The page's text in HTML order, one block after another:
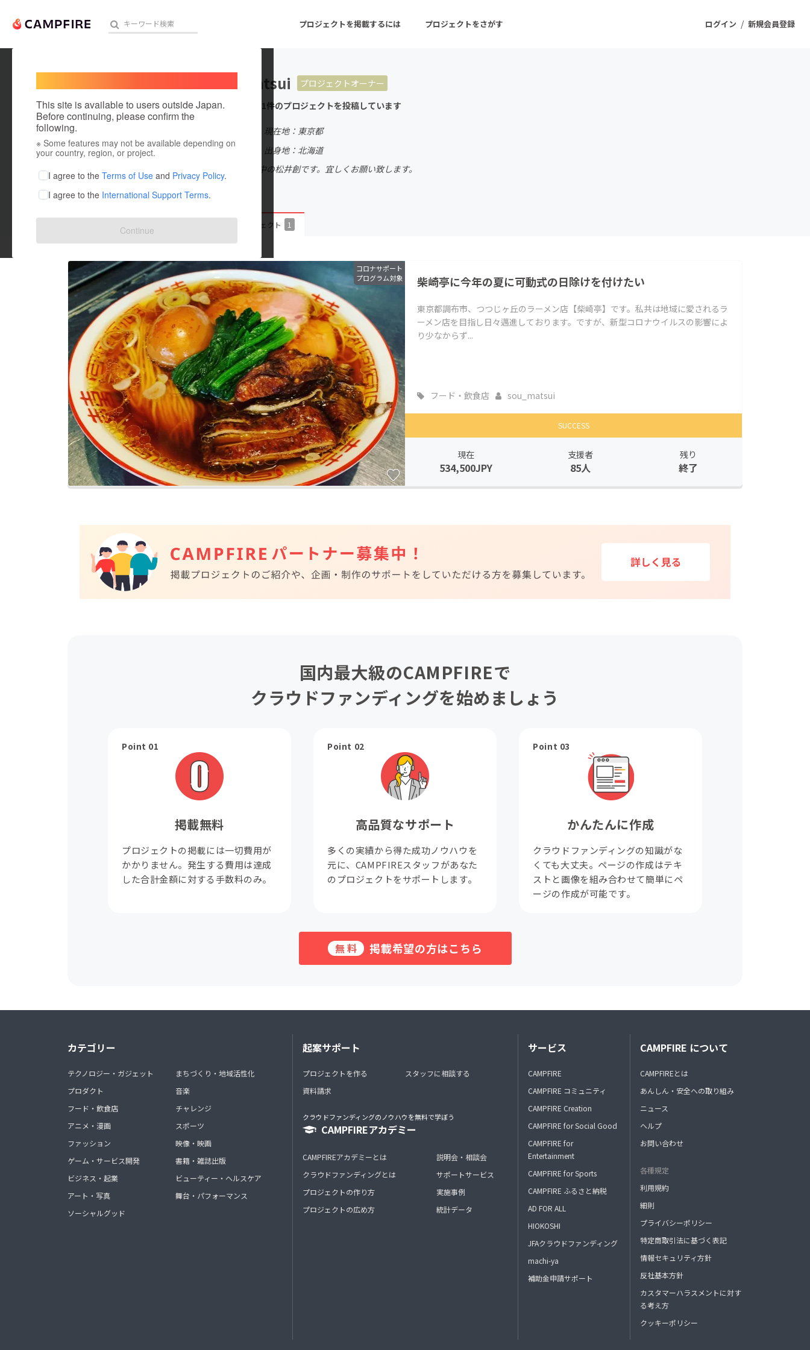
ログイン / 新規会員登録
プロジェクトを掲載するには プロジェクトをさがす
人気のプロジェクト 注目のリターン 注目の新着プロジェクト
アート・写真 音楽
テクノロジー・ガジェット
ゲーム・サービス開発
映像・映画
ビジネス・起業
チャレンジ
まちづくり・地域活性化
CAMPFIRE for Social Good
CAMPFIRE Creation
CAMPFIREふるさと納税
machi-ya コミュニティ
This site is available to users outside Japan.
Before continuing, please confirm the
following.
※ Some features may not be available depending on
your country, region, or project.
I agree to the Terms of Use and Privacy Policy.
I agree to the International Support Terms.
Continue
sou_matsui
プロジェクトオーナー
これまでに1件のプロジェクトを投稿しています
現在地：東京都
出身国：日本
出身地：北海道
柴崎亭で修業中の松井創です。宜しくお願い致します。
プロジェクト 1
コロナサポート
プログラム対象
柴崎亭に今年の夏に可動式の日除けを付けたい
東京都調布市、つつじヶ丘のラーメン店【柴崎亭】です。私共は地域に愛されるラ
ーメン店を目指し日々邁進しております。ですが、新型コロナウイルスの影響によ
り少なからず...
フード・飲食店 sou_matsui
SUCCESS
現在
534,500JPY
支援者
85人
残り
終了
国内最大級のCAMPFIREで
クラウドファンディングを始めましょう
Point 01
掲載無料
プロジェクトの掲載には一切費用が
かかりません。発生する費用は達成
した合計金額に対する手数料のみ。
Point 02
高品質なサポート
多くの実績から得た成功ノウハウを
元に、CAMPFIREスタッフがあなた
のプロジェクトをサポートします。
Point 03
かんたんに作成
クラウドファンディングの知識がな
くても大丈夫。ページの作成はテキ
ストと画像を組み合わせて簡単にペ
ージの作成が可能です。
無料 掲載希望の方はこちら
カテゴリー
テクノロジー・ガジェット
プロダクト
フード・飲食店
アニメ・漫画
ファッション
ゲーム・サービス開発
ビジネス・起業
アート・写真
ソーシャルグッド
まちづくり・地域活性化
音楽
チャレンジ
スポーツ
映像・映画
書籍・雑誌出版
ビューティー・ヘルスケア
舞台・パフォーマンス
起案サポート
プロジェクトを作る
資料請求
スタッフに相談する
クラウドファンディングのノウハウを無料で学ぼう
CAMPFIREアカデミー
CAMPFIREアカデミーとは
クラウドファンディングとは
プロジェクトの作り方
プロジェクトの広め方
説明会・相談会
サポートサービス
実施事例
統計データ
サービス
CAMPFIRE
CAMPFIRE コミュニティ
CAMPFIRE Creation
CAMPFIRE for Social Good
CAMPFIRE for
Entertainment
CAMPFIRE for Sports
CAMPFIRE ふるさと納税
AD FOR ALL
HIOKOSHI
JFAクラウドファンディング
machi-ya
補助金申請サポート
CAMPFIRE について
CAMPFIREとは
あんしん・安全への取り組み
ニュース
ヘルプ
お問い合わせ
各種規定
利用規約
細則
プライバシーポリシー
特定商取引法に基づく表記
情報セキュリティ方針
反社基本方針
カスタマーハラスメントに対す
る考え方
クッキーポリシー